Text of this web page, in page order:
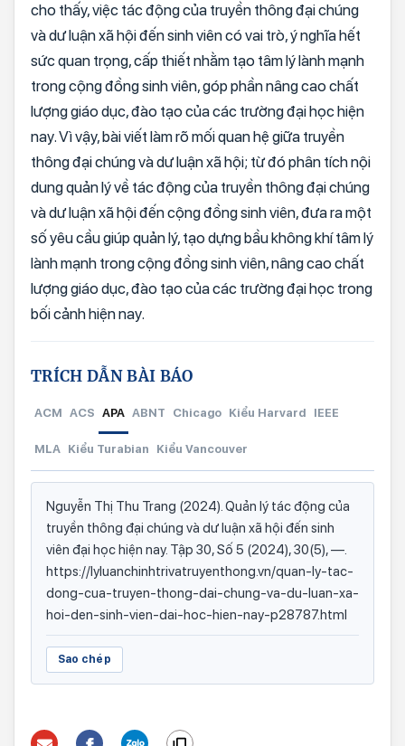
cho thấy, việc tác động của truyền thông đại chúng
và dư luận xã hội đến sinh viên có vai trò, ý nghĩa hết
sức quan trọng, cấp thiết nhằm tạo tâm lý lành mạnh
trong cộng đồng sinh viên, góp phần nâng cao chất
lượng giáo dục, đào tạo của các trường đại học hiện
nay. Vì vậy, bài viết làm rõ mối quan hệ giữa truyền
thông đại chúng và dư luận xã hội; từ đó phân tích nội
dung quản lý về tác động của truyền thông đại chúng
và dư luận xã hội đến cộng đồng sinh viên, đưa ra một
số yêu cầu giúp quản lý, tạo dựng bầu không khí tâm lý
lành mạnh trong cộng đồng sinh viên, nâng cao chất
lượng giáo dục, đào tạo của các trường đại học trong
bối cảnh hiện nay.
TRÍCH DẪN BÀI BÁO
ACM ACS APA ABNT Chicago Kiểu Harvard IEEE
MLA Kiểu Turabian Kiểu Vancouver
Nguyễn Thị Thu Trang (2024). Quản lý tác động của
truyền thông đại chúng và dư luận xã hội đến sinh
viên đại học hiện nay. Tập 30, Số 5 (2024), 30(5), —.
https://lyluanchinhtrivatruyenthong.vn/quan-ly-tac-
dong-cua-truyen-thong-dai-chung-va-du-luan-xa-
hoi-den-sinh-vien-dai-hoc-hien-nay-p28787.html
Sao chép